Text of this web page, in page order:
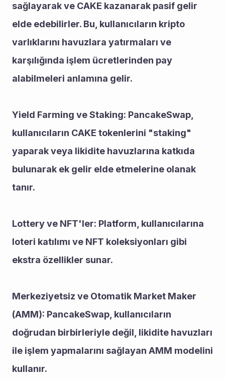
sağlayarak ve CAKE kazanarak pasif gelir
elde edebilirler. Bu, kullanıcıların kripto
varlıklarını havuzlara yatırmaları ve
karşılığında işlem ücretlerinden pay
alabilmeleri anlamına gelir.
Yield Farming ve Staking: PancakeSwap,
kullanıcıların CAKE tokenlerini "staking"
yaparak veya likidite havuzlarına katkıda
bulunarak ek gelir elde etmelerine olanak
tanır.
Lottery ve NFT'ler: Platform, kullanıcılarına
loteri katılımı ve NFT koleksiyonları gibi
ekstra özellikler sunar.
Merkeziyetsiz ve Otomatik Market Maker
(AMM): PancakeSwap, kullanıcıların
doğrudan birbirleriyle değil, likidite havuzları
ile işlem yapmalarını sağlayan AMM modelini
kullanır.